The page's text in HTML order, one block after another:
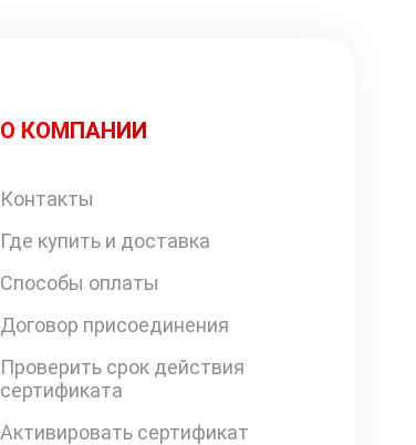
О КОМПАНИИ
Контакты
Где купить и доставка
Способы оплаты
Договор присоединения
Проверить срок действия
сертификата
Активировать сертификат